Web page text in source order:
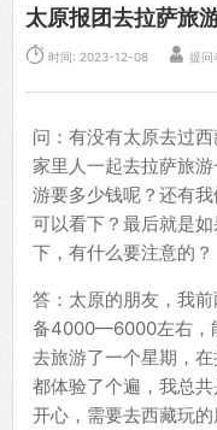
太原报团去拉萨旅
 时间: 2023-12-08  提问
问：有没有太原去过
家里人一起去拉萨旅
游要多少钱呢？还有
可以看下？最后就是
下，有什么要注意的？
答：太原的朋友，我
备4000—6000左右，
去旅游了一个星期，
都体验了个遍，我总
开心，需要去西藏玩